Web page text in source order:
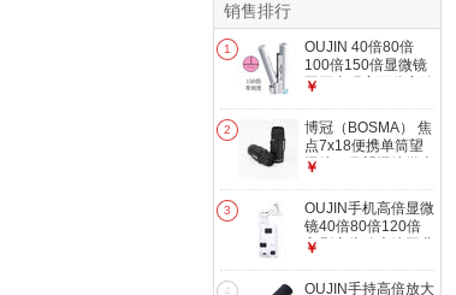
销售排行
1
OUJIN 40倍80倍
100倍150倍显微镜
玉石古玩字画鉴定放
150倍 带刻度
￥
2
博冠（BOSMA） 焦
点7x18便携单筒望
远镜口袋望远镜微光
河彻 7x18
￥
3
OUJIN手机高倍显微
镜40倍80倍120倍
印刷变倍放大镜工业
186（80-120倍）
￥
4
OUJIN手持高倍放大